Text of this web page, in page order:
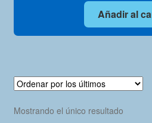
Añadir al
Mostrando el único resultado